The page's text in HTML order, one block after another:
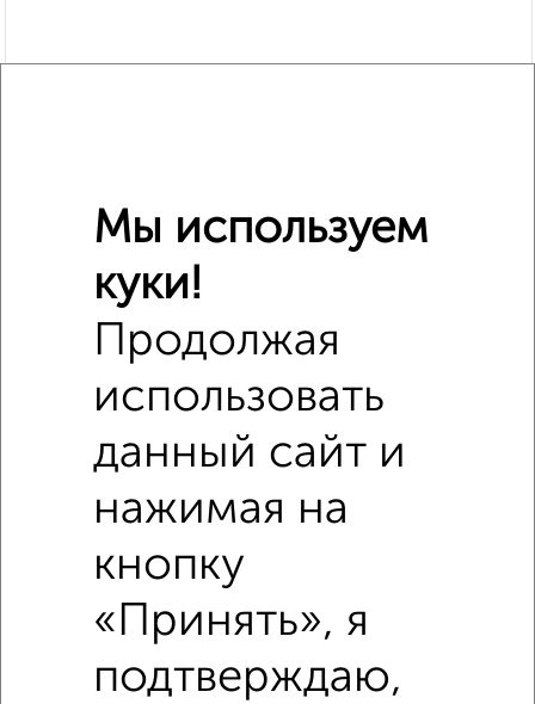
Сравнение средних цен
3‑комнатные квартиры с похожей площадью ±10%
Средняя цена район
Это предложение
Средняя цена по городу
Мы используем
куки!
Продолжая
использовать
данный сайт и
нажимая на
кнопку
«Принять», я
подтверждаю,